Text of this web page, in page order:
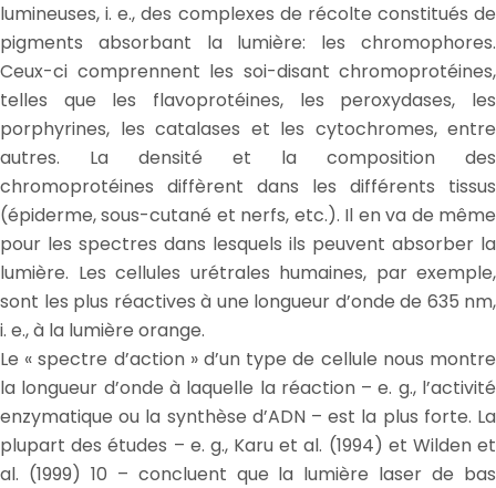
lumineuses, i. e., des complexes de récolte constitués de
pigments absorbant la lumière: les chromophores.
Ceux-ci comprennent les soi-disant chromoprotéines,
telles que les flavoprotéines, les peroxydases, les
porphyrines, les catalases et les cytochromes, entre
autres. La densité et la composition des
chromoprotéines diffèrent dans les différents tissus
(épiderme, sous-cutané et nerfs, etc.). Il en va de même
pour les spectres dans lesquels ils peuvent absorber la
lumière. Les cellules urétrales humaines, par exemple,
sont les plus réactives à une longueur d’onde de 635 nm,
i. e., à la lumière orange.
Le « spectre d’action » d’un type de cellule nous montre
la longueur d’onde à laquelle la réaction – e. g., l’activité
enzymatique ou la synthèse d’ADN – est la plus forte. La
plupart des études – e. g., Karu et al. (1994) et Wilden et
al. (1999) 10 – concluent que la lumière laser de bas